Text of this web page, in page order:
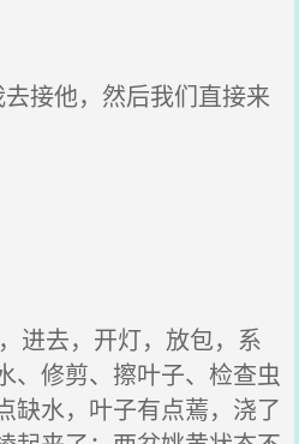
接他，然后我们直接来
进去，开灯，放包，系
、修剪、擦叶子、检查虫
水，叶子有点蔫，浇了